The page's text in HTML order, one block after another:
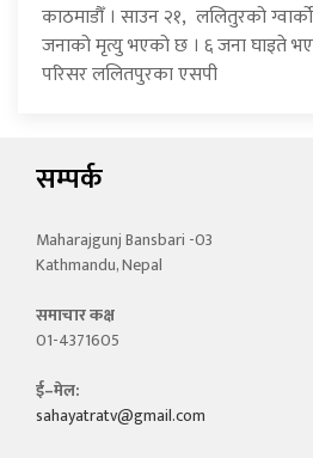
काठमाडौँ । साउन २१, ललितुरको
जनाको मृत्यु भएको छ । ६ जना घाइते
परिसर ललितपुरका एसपी
सम्पर्क
Maharajgunj Bansbari -03
Kathmandu, Nepal
समाचार कक्ष
01-4371605
ई–मेल:
sahayatratv@gmail.com